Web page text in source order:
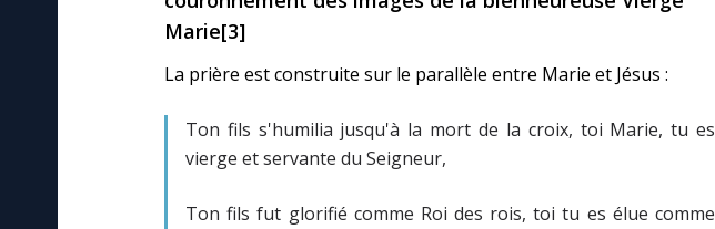
Marie[3]
La prière est construite sur le parallèle entre Marie et Jésus :
Ton fils s'humilia jusqu'à la mort de la croix, toi Marie, tu es
vierge et servante du Seigneur,
Ton fils fut glorifié comme Roi des rois, toi tu es élue comme